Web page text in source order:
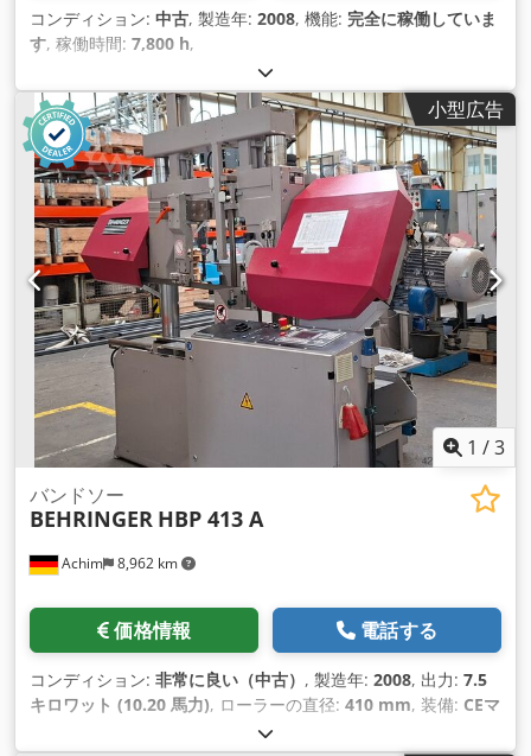
コンディション: 中古, 製造年: 2008, 機能: 完全に稼働していま
す, 稼働時間: 7,800 h,
小型広告
1 /3
Achim 8,962 km
バンドソー
BEHRINGER HBP 413 A
価格情報 電話する
コンディション: 非常に良い（中古） , 製造年: 2008, 出力: 7.5
キロワット (10.20 馬力), ローラーの直径: 410 mm, 装備: CEマ